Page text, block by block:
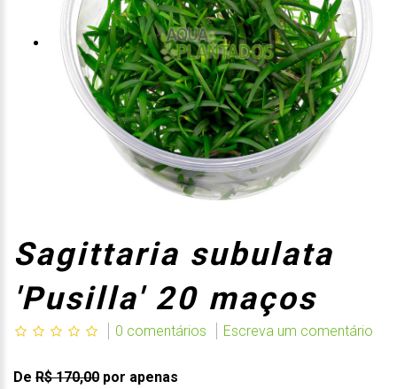
Sagittaria subulata
'Pusilla' 20 maços
0 comentários Escreva um comentário
De R$ 170,00 por apenas